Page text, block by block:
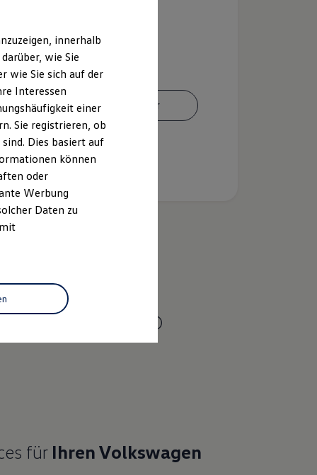
Ansprechpartner
für IhrenVolkswagen
innerhalb
wie Sie
wie Sie sich auf der
Interessen
einer
Sie registrieren, ob
Dies basiert auf
können
oder
Werbung
Daten zu